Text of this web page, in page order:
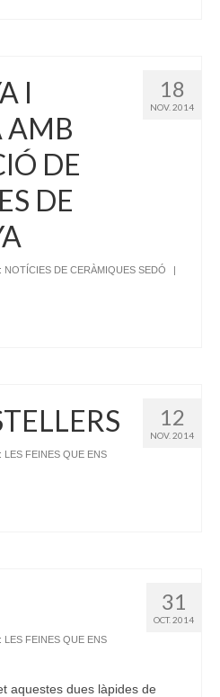
18
NOV. 2014
I
AMB
DE
DE
NOTÍCIES DE CERÀMIQUES SEDÓ
|
12
NOV. 2014
LES FEINES QUE ENS
31
OCT. 2014
LES FEINES QUE ENS
aquestes dues làpides de